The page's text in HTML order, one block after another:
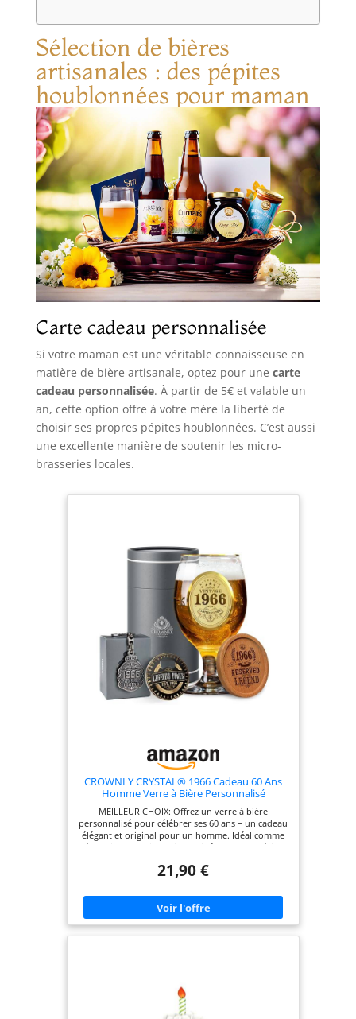
Sélection de bières
artisanales : des pépites
houblonnées pour maman
Carte cadeau personnalisée
Si votre maman est une véritable connaisseuse en
matière de bière artisanale, optez pour une carte
cadeau personnalisée. À partir de 5€ et valable un
an, cette option offre à votre mère la liberté de
choisir ses propres pépites houblonnées. C’est aussi
une excellente manière de soutenir les micro-
brasseries locales.
CROWNLY CRYSTAL® 1966 Cadeau 60 Ans
Homme Verre à Bière Personnalisé
Anniversaire Décoration Idée Cadeau Papy
Carte 60 Ans
MEILLEUR CHOIX: Offrez un verre à bière
personnalisé pour célébrer ses 60 ans – un cadeau
élégant et original pour un homme. Idéal comme
décoration d’anniversaire ou idée cadeau spéciale.
marquer ce grand moment. BOÎTE CADEAU : Ce
boîte cadeau luxueuse avec un dessous de verre
en bois, un porte-clés, un décapsuleur et une
carte cadeau personnalisée. Ce cadeau pour
homme se distingue par une présentation de
LIMITED EDITION " qui ne s'effacera jamais.
Contrairement à d'autres, le texte est imprimé
directement sur le verre et résiste au lavage. Notre
21,90 €